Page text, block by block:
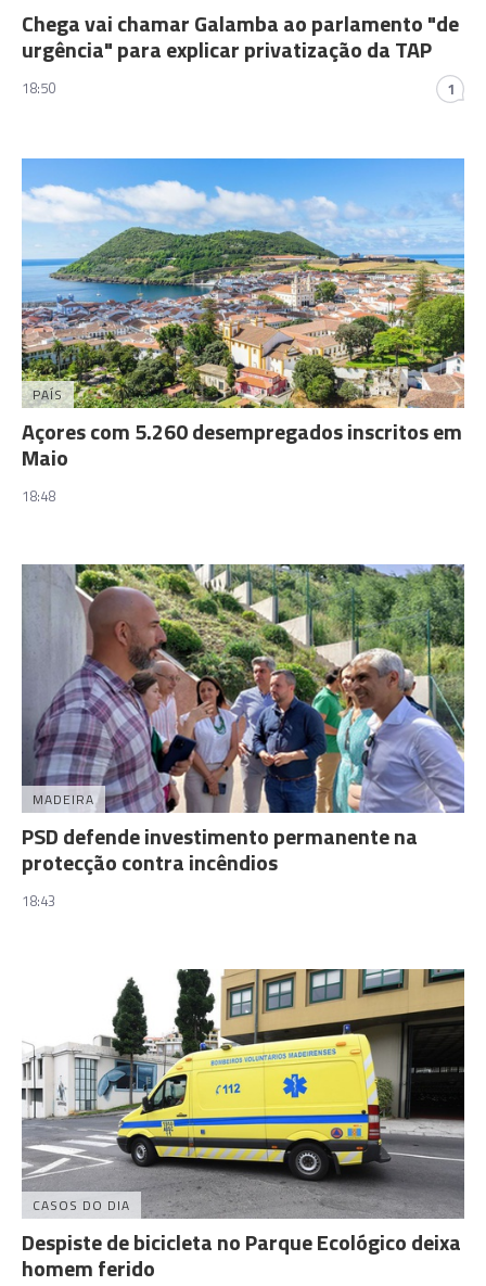
Chega vai chamar Galamba ao parlamento "de
urgência" para explicar privatização da TAP
18:50 1
PAÍS
Açores com 5.260 desempregados inscritos em
Maio
18:48
MADEIRA
PSD defende investimento permanente na
protecção contra incêndios
18:43
CASOS DO DIA
Despiste de bicicleta no Parque Ecológico deixa
homem ferido